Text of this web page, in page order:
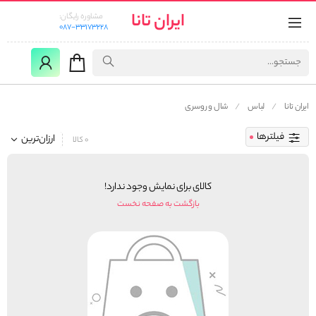
ایران تانا
مشاوره رایگان:
087-33173228
ایران تانا لباس شال و روسری
فیلترها ارزان‌ترین 0 کالا
کالای برای نمایش وجود ندارد!
بازگشت به صفحه نخست